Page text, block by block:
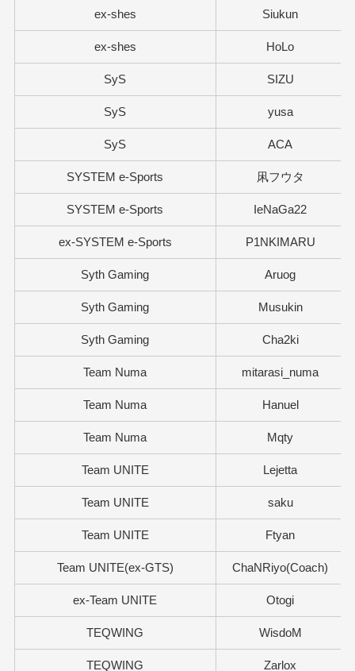
ex-shes Siukun
ex-shes HoLo
SyS SIZU
SyS yusa
SyS ACA
SYSTEM e-Sports 凩フウタ
SYSTEM e-Sports IeNaGa22
ex-SYSTEM e-Sports P1NKIMARU
Syth Gaming Aruog
Syth Gaming Musukin
Syth Gaming Cha2ki
Team Numa mitarasi_numa
Team Numa Hanuel
Team Numa Mqty
Team UNITE Lejetta
Team UNITE saku
Team UNITE Ftyan
Team UNITE(ex-GTS) ChaNRiyo(Coach)
ex-Team UNITE Otogi
TEQWING WisdoM
TEQWING Zarlox